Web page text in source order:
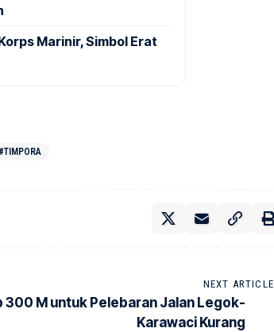
Marinir, Simbol Erat
#TIMPORA
NEXT ARTICLE
300 M untuk Pelebaran Jalan Legok-
Karawaci Kurang